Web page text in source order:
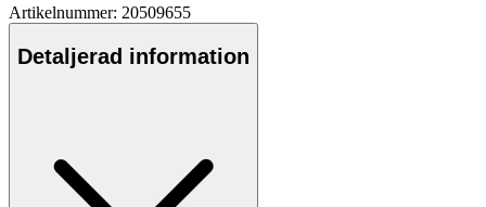
Artikelnummer: 20509655
Detaljerad information